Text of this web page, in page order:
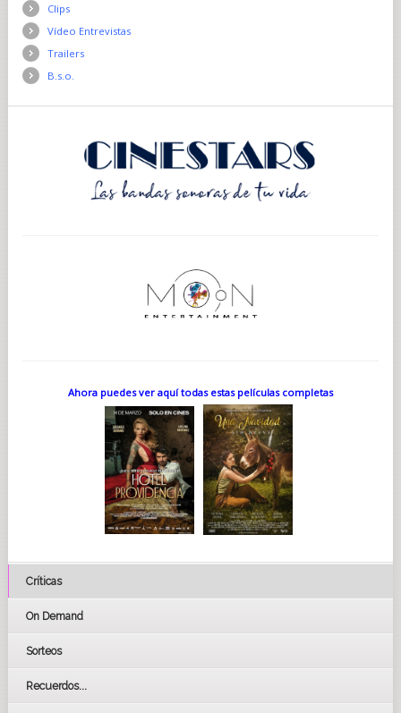
Clips
Vídeo Entrevistas
Trailers
B.s.o.
Ahora puedes ver aquí todas estas películas completas
Críticas
On Demand
Sorteos
Recuerdos...